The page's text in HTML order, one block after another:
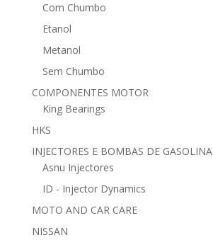
Com Chumbo
Etanol
Metanol
Sem Chumbo
COMPONENTES MOTOR
King Bearings
HKS
INJECTORES E BOMBAS DE GASOLINA
Asnu Injectores
ID - Injector Dynamics
MOTO AND CAR CARE
NISSAN